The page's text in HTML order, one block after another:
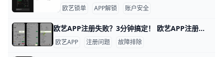
欧艺锁单 APP解锁 账户安全
欧艺APP注册失败？3分钟搞定！ 欧艺APP注册不了？别担心，很多用户都遇到过这个问题。通常原因是网络不稳、验证码没收到，或者APP版本太旧。下面一步步教你解决，跟着做就能行。
欧艺APP 注册问题 故障排除